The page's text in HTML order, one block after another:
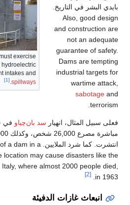
Recreational users must exercise
extreme care when near hydroelectric
dams, power plant intakes and
spillways
.
سد بان‌چياوفي جنوب الصين نتج عنه
مباشرة مصرع 26,000 شخص، وكذلك 145,000 من الأوبئة التي
انتشرت. كما شرد الملايين. Also, the creation of a dam in a
geologically inappropriate location may
one of theVajont Damin Italy, where